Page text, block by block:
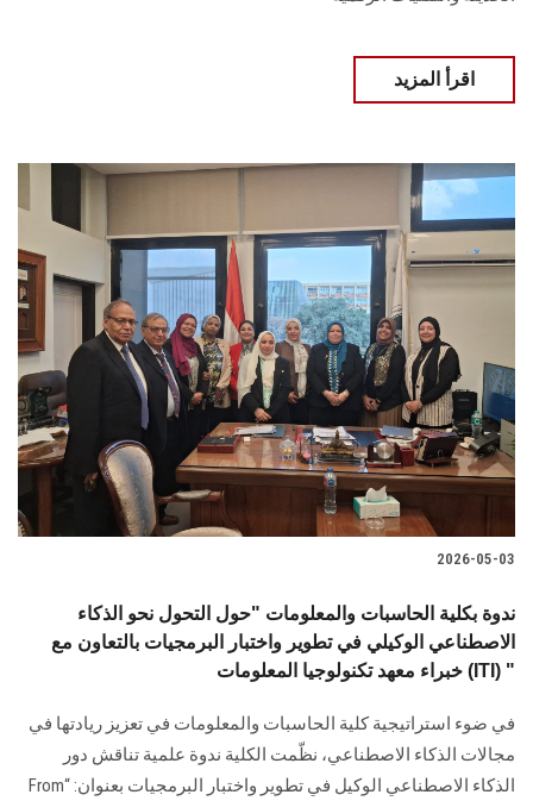
اقرأ المزيد
2026-05-03
ندوة بكلية الحاسبات والمعلومات "حول التحول نحو الذكاء
الاصطناعي الوكيلي في تطوير واختبار البرمجيات بالتعاون مع
خبراء معهد تكنولوجيا المعلومات (ITI) "
في ضوء استراتيجية كلية الحاسبات والمعلومات في تعزيز ريادتها في
مجالات الذكاء الاصطناعي، نظّمت الكلية ندوة علمية تناقش دور
الذكاء الاصطناعي الوكيل في تطوير واختبار البرمجيات بعنوان: “From